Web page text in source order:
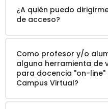
¿A quién puedo
de acceso?
Como profesor y/o
alguna herramienta de
para docencia "on-line"
Campus Virtual?